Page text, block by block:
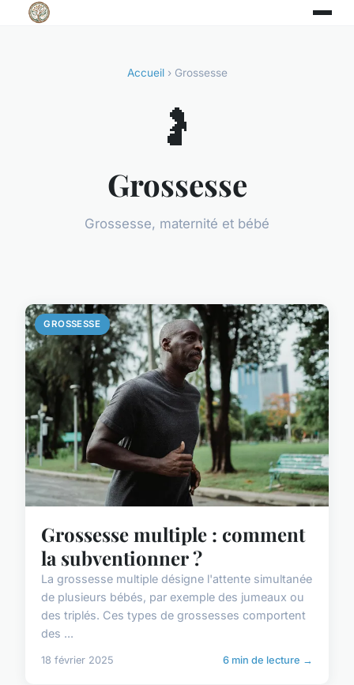
Accueil› Grossesse
🤰
Grossesse
Grossesse, maternité et bébé
GROSSESSE
Grossesse multiple : comment
la subventionner ?
La grossesse multiple désigne l'attente simultanée
de plusieurs bébés, par exemple des jumeaux ou
des triplés. Ces types de grossesses comportent
des ...
18 février 2025 6 min de lecture →